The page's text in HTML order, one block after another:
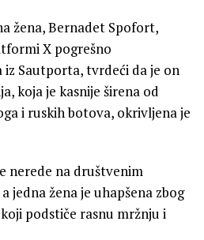
žena, Bernadet Spofort,
X pogrešno
Sautporta, tvrdeći da je on
koja je kasnije širena od
i ruskih botova, okrivljena je
nerede na društvenim
jedna žena je uhapšena zbog
podstiče rasnu mržnju i